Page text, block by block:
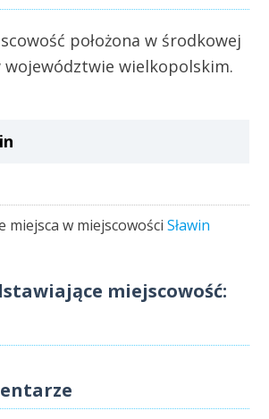
położona w środkowej
województwie wielkopolskim.
miejsca w miejscowościSławin
miejscowość: